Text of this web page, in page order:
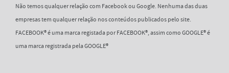
Não temos qualquer relação com Facebook ou Google. Nenhuma das duas
empresas tem qualquer relação nos conteúdos publicados pelo site.
FACEBOOK® é uma marca registada por FACEBOOK®, assim como GOOGLE® é
uma marca registrada pela GOOGLE®